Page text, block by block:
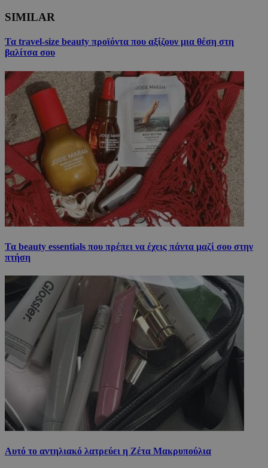
SIMILAR
Τα travel-size beauty προϊόντα που αξίζουν μια θέση στη
βαλίτσα σου
Τα beauty essentials που πρέπει να έχεις πάντα μαζί σου στην
πτήση
Αυτό το αντηλιακό λατρεύει η Ζέτα Μακρυπούλια